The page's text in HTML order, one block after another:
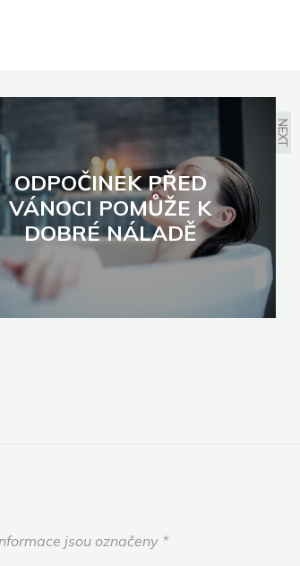
NEXT
ODPOČINEK PŘED
VÁNOCI POMŮŽE K
DOBRÉ NÁLADĚ
jsou označeny *